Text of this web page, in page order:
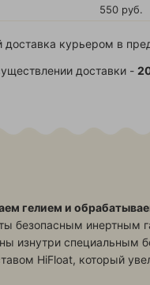
550 руб.
доставка курьером в
доставки -
гелием и
безопасным инертным
изнутри специальным
HiFloat, который